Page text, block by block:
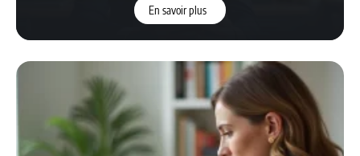
En savoir plus